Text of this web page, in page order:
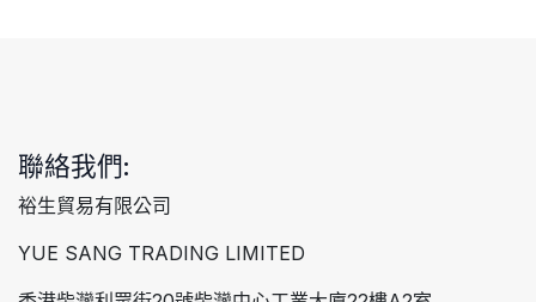
聯絡我們:
裕生貿易有限公司
YUE SANG TRADING LIMITED